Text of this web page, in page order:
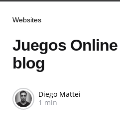
Websites
Juegos
blog
Diego Mattei
1 min